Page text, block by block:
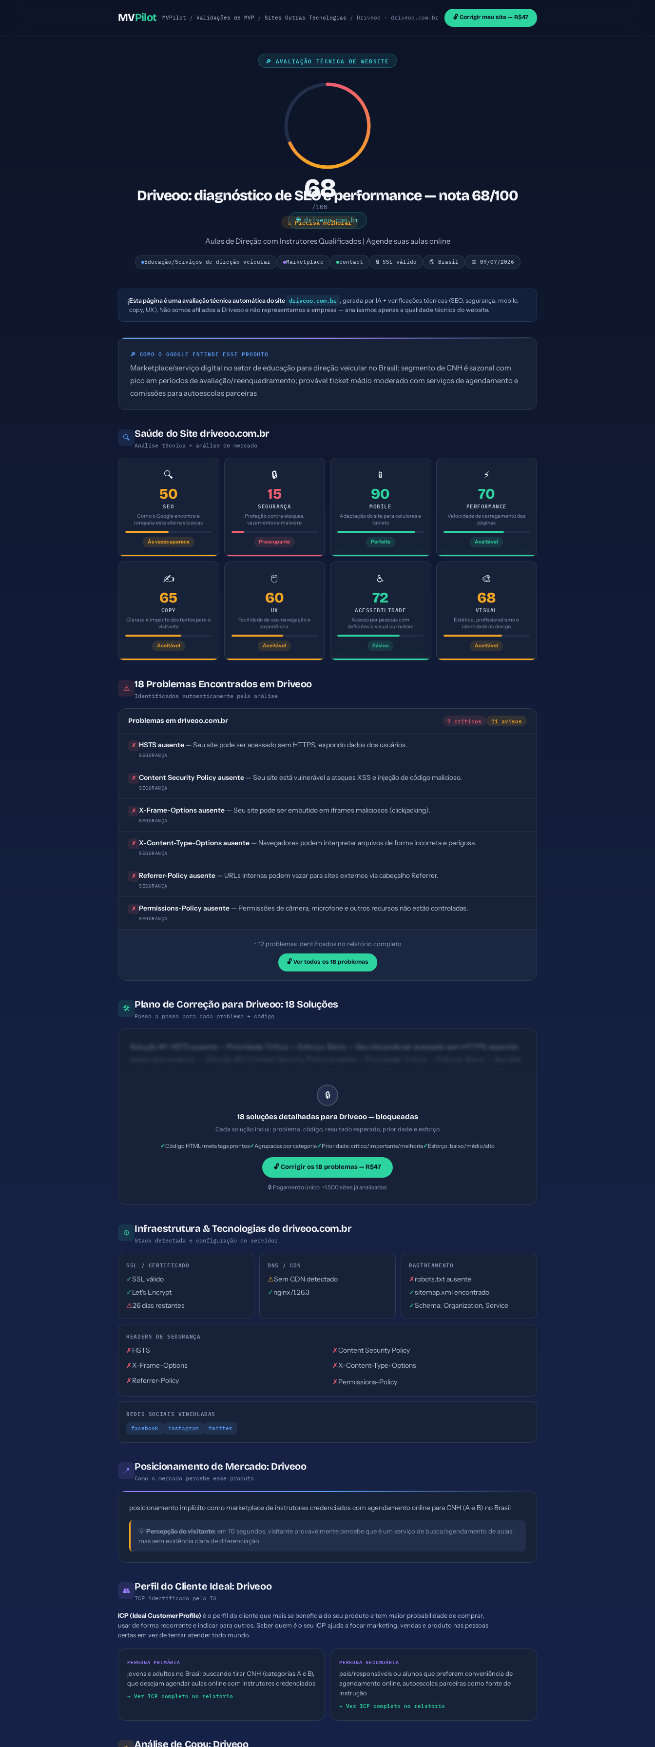
MVPilot MVPilot /Validações de MVP /Sites Outras Tecnologias / Driveoo - driveoo.com.br 🔓 Corrigir meu site — R$47
🔎 AVALIAÇÃO TÉCNICA DE WEBSITE
68
/100
⚠ Precisa melhorar
Driveoo: diagnóstico de SEO e performance — nota 68/100
🌐 driveoo.com.br
Aulas de Direção com Instrutores Qualificados | Agende suas aulas online
Educação/Serviços de direção veicular Marketplace contact 🔒 SSL válido 🌎 Brasil 📅 09/07/2026
ℹ️Esta página é uma avaliação técnica automática do site driveoo.com.br , gerada por IA + verificações técnicas (SEO, segurança, mobile,
copy, UX). Não somos afiliados a Driveoo e não representamos a empresa — analisamos apenas a qualidade técnica do website.
🔎 COMO O GOOGLE ENTENDE ESSE PRODUTO
Marketplace/serviço digital no setor de educação para direção veicular no Brasil; segmento de CNH é sazonal com
pico em períodos de avaliação/reenquadramento; provável ticket médio moderado com serviços de agendamento e
comissões para autoescolas parceiras
🔍 Saúde do Site driveoo.com.br
Análise técnica + análise de mercado
🔍
50
SEO
Como o Google encontra e
ranqueia este site nas buscas
Às vezes aparece
🔒
15
SEGURANÇA
Proteção contra ataques,
vazamentos e malware
Preocupante
📱
90
MOBILE
Adaptação do site para celulares e
tablets
Perfeito
⚡
70
PERFORMANCE
Velocidade de carregamento das
páginas
Aceitável
✍️
65
COPY
Clareza e impacto dos textos para o
visitante
Aceitável
🖱️
60
UX
Facilidade de uso, navegação e
experiência
Aceitável
♿
72
ACESSIBILIDADE
Acesso por pessoas com
deficiência visual ou motora
Básico
🎨
68
VISUAL
Estética, profissionalismo e
identidade do design
Aceitável
⚠ 18 Problemas Encontrados em Driveoo
Identificados automaticamente pela análise
Problemas em driveoo.com.br 7 críticos 11 avisos
✗ HSTS ausente — Seu site pode ser acessado sem HTTPS, expondo dados dos usuários.
SEGURANÇA
✗ Content Security Policy ausente — Seu site está vulnerável a ataques XSS e injeção de código malicioso.
SEGURANÇA
✗ X-Frame-Options ausente — Seu site pode ser embutido em iframes maliciosos (clickjacking).
SEGURANÇA
✗ X-Content-Type-Options ausente — Navegadores podem interpretar arquivos de forma incorreta e perigosa.
SEGURANÇA
✗ Referrer-Policy ausente — URLs internas podem vazar para sites externos via cabeçalho Referrer.
SEGURANÇA
✗ Permissions-Policy ausente — Permissões de câmera, microfone e outros recursos não estão controladas.
SEGURANÇA
+ 12 problemas identificados no relatório completo
🔓 Ver todos os 18 problemas
🛠 Plano de Correção para Driveoo: 18 Soluções
Passo a passo para cada problema + código
Solução #1: HSTS ausente — Prioridade: Crítica — Esforço: Baixo — Seu site pode ser acessado sem HTTPS, expondo
🔒
18 soluções detalhadas para Driveoo — bloqueadas
Cada solução inclui: problema, código, resultado esperado, prioridade e esforço
✓Código HTML/meta tags prontos✓Agrupadas por categoria✓Prioridade: crítico/importante/melhoria✓Esforço: baixo/médio/alto
🔓 Corrigir os 18 problemas — R$47
🔒 Pagamento único · +1.500 sites já analisados
⚙ Infraestrutura & Tecnologias de driveoo.com.br
Stack detectada e configuração do servidor
SSL / CERTIFICADO
✓SSL válido
✓ Let's Encrypt
⚠26 dias restantes
DNS / CDN
⚠Sem CDN detectado
✓ nginx/1.26.3
RASTREAMENTO
✗robots.txt ausente
✓sitemap.xml encontrado
✓Schema: Organization, Service
HEADERS DE SEGURANÇA
✗HSTS ✗Content Security Policy
✗X-Frame-Options ✗X-Content-Type-Options
✗Referrer-Policy ✗Permissions-Policy
REDES SOCIAIS VINCULADAS
facebook instagram twitter
📍 Posicionamento de Mercado: Driveoo
Como o mercado percebe esse produto
posicionamento implícito como marketplace de instrutores credenciados com agendamento online para CNH (A e B) no Brasil
💡Percepção do visitante: em 10 segundos, visitante provavelmente percebe que é um serviço de busca/agendamento de aulas,
mas sem evidência clara de diferenciação
👥 Perfil do Cliente Ideal: Driveoo
ICP identificado pela IA
ICP (Ideal Customer Profile) é o perfil do cliente que mais se beneficia do seu produto e tem maior probabilidade de comprar,
usar de forma recorrente e indicar para outros. Saber quem é o seu ICP ajuda a focar marketing, vendas e produto nas pessoas
certas em vez de tentar atender todo mundo.
PERSONA PRIMÁRIA
jovens e adultos no Brasil buscando tirar CNH (categorias A e B),
que desejam agendar aulas online com instrutores credenciados
→ Ver ICP completo no relatório
PERSONA SECUNDÁRIA
pais/responsáveis ou alunos que preferem conveniência de
agendamento online, autoescolas parceiras como fonte de
instrução
→ Ver ICP completo no relatório
Análise de Copy: Driveoo